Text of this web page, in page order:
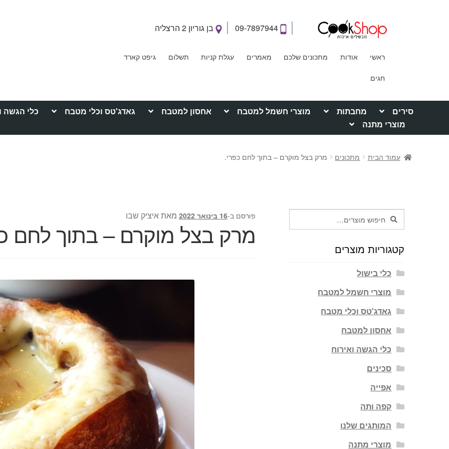
09-7897944 בן גוריון 2 הרצליה
ראשי אודות מתכונים שלכם מאמרים עגלת קניות תשלום גיפט קארד
חגים
סירים מחבתות מוצרי חשמל למטבח אחסון למטבח גאדג'טס וכלי מטבח
כלי הגשה
מוצרי מתנה
עמוד הבית מתכונים מרק בצל מוקרם – בתוך לחם כפרי.
פורסם ב-16 בינואר 2022 מאתאיציק שבו
מרק בצל מוקרם – בתוך לחם
חיפוש
עבור:
חיפוש
קטגוריות מוצרים
כלי בישול
מוצרי חשמל למטבח
גאדג'טס וכלי מטבח
אחסון למטבח
כלי הגשה ואירוח
סכינים
אפייה
קפה ותה
המותגים שלנו
מוצרי מתנה